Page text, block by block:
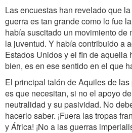
Las encuestas han revelado que
guerra es tan grande como lo fue
había suscitado un movimiento de
la juventud. Y había contribuido a
Estados Unidos y el fin de aquella
bien, es en ese sentido en el que
El principal talón de Aquiles de
es que necesitan, si no el apoyo
neutralidad y su pasividad. No
hacerlo saber. ¡Fuera las tropas
y África! ¡No a las guerras